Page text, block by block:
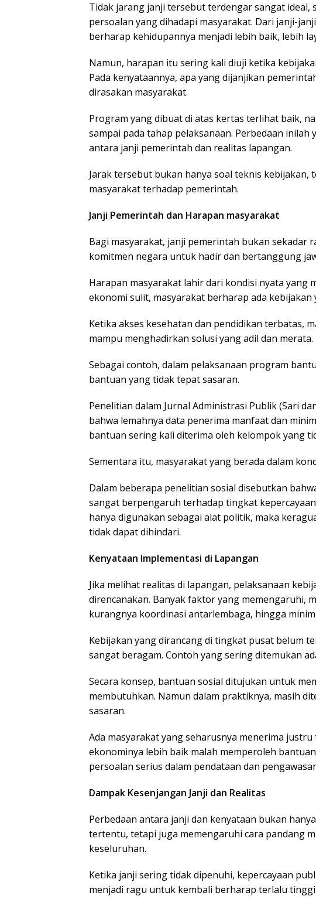
Tidak jarang janji tersebut terdengar sangat ideal,
persoalan yang dihadapi masyarakat. Dari janji-
berharap kehidupannya menjadi lebih baik, lebih
Namun, harapan itu sering kali diuji ketika
Pada kenyataannya, apa yang dijanjikan
dirasakan masyarakat.
Program yang dibuat di atas kertas terlihat baik,
sampai pada tahap pelaksanaan. Perbedaan
antara janji pemerintah dan realitas lapangan.
Jarak tersebut bukan hanya soal teknis kebijakan,
masyarakat terhadap pemerintah.
Janji Pemerintah dan Harapan masyarakat
Bagi masyarakat, janji pemerintah bukan sekadar
komitmen negara untuk hadir dan bertanggung
Harapan masyarakat lahir dari kondisi nyata yang
ekonomi sulit, masyarakat berharap ada
Ketika akses kesehatan dan pendidikan terbatas,
mampu menghadirkan solusi yang adil dan merata.
Sebagai contoh, dalam pelaksanaan program
bantuan yang tidak tepat sasaran.
Penelitian dalam Jurnal Administrasi Publik (Sari
bahwa lemahnya data penerima manfaat dan
bantuan sering kali diterima oleh kelompok yang
Sementara itu, masyarakat yang berada dalam
Dalam beberapa penelitian sosial disebutkan
sangat berpengaruh terhadap tingkat
hanya digunakan sebagai alat politik, maka
tidak dapat dihindari.
Kenyataan Implementasi di Lapangan
Jika melihat realitas di lapangan, pelaksanaan
direncanakan. Banyak faktor yang memengaruhi,
kurangnya koordinasi antarlembaga, hingga
Kebijakan yang dirancang di tingkat pusat belum
sangat beragam. Contoh yang sering ditemukan
Secara konsep, bantuan sosial ditujukan untuk
membutuhkan. Namun dalam praktiknya, masih
sasaran.
Ada masyarakat yang seharusnya menerima
ekonominya lebih baik malah memperoleh
persoalan serius dalam pendataan dan
Dampak Kesenjangan Janji dan Realitas
Perbedaan antara janji dan kenyataan bukan
tertentu, tetapi juga memengaruhi cara pandang
keseluruhan.
Ketika janji sering tidak dipenuhi, kepercayaan
menjadi ragu untuk kembali berharap terlalu